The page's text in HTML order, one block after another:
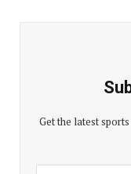
Get the latest